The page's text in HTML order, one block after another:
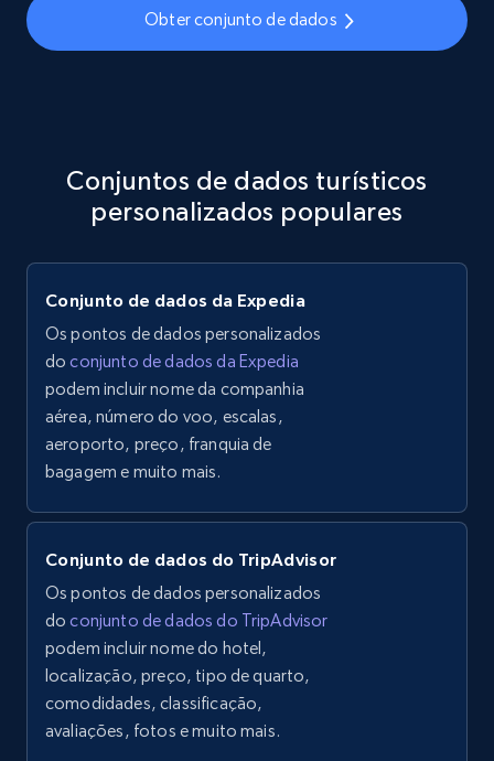
Obter conjunto de dados
Conjuntos de dados turísticos
personalizados populares
Conjunto de dados da Expedia
Os pontos de dados personalizados
doconjunto de dados da Expedia
podem incluir nome da companhia
aérea, número do voo, escalas,
aeroporto, preço, franquia de
bagagem e muito mais.
Conjunto de dados do TripAdvisor
Os pontos de dados personalizados
doconjunto de dados do TripAdvisor
podem incluir nome do hotel,
localização, preço, tipo de quarto,
comodidades, classificação,
avaliações, fotos e muito mais.